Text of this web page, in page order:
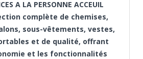
A LA PERSONNE ACCEUIL
complète de chemises,
sous-vêtements, vestes,
et de qualité, offrant
et les fonctionnalités